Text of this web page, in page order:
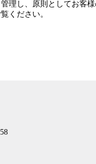
理し、原則としてお客
ください。